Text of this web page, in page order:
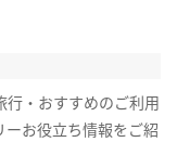
・おすすめのご利用
お役立ち情報をご紹